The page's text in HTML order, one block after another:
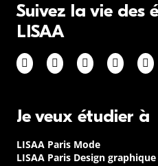
Suivez la vie des
LISAA
Je veux étudier à
LISAA Paris Mode
LISAA Paris Design graphique